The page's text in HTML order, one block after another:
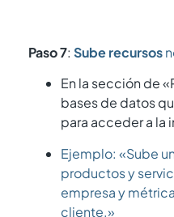
Paso 7: Sube recursos
En la sección de
bases de datos
para acceder a la
Ejemplo: «Sube
productos y
empresa y
cliente.»